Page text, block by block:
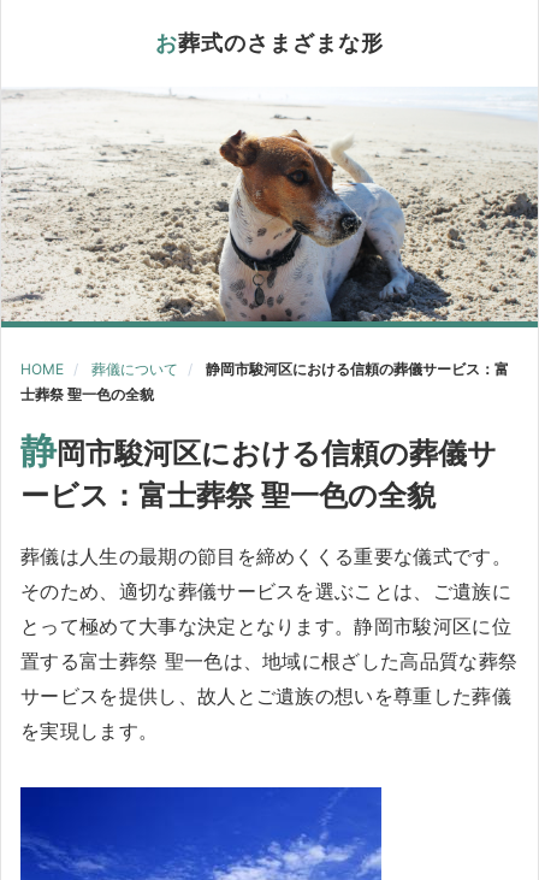
お葬式のさまざまな形
HOME 葬儀について
静岡市駿河区における信頼の葬儀サービス：富
士葬祭 聖一色の全貌
静岡市駿河区における信頼の葬儀サ
ービス：富士葬祭 聖一色の全貌
葬儀は人生の最期の節目を締めくくる重要な儀式です。
そのため、適切な葬儀サービスを選ぶことは、ご遺族に
とって極めて大事な決定となります。静岡市駿河区に位
置する富士葬祭 聖一色は、地域に根ざした高品質な葬祭
サービスを提供し、故人とご遺族の想いを尊重した葬儀
を実現します。